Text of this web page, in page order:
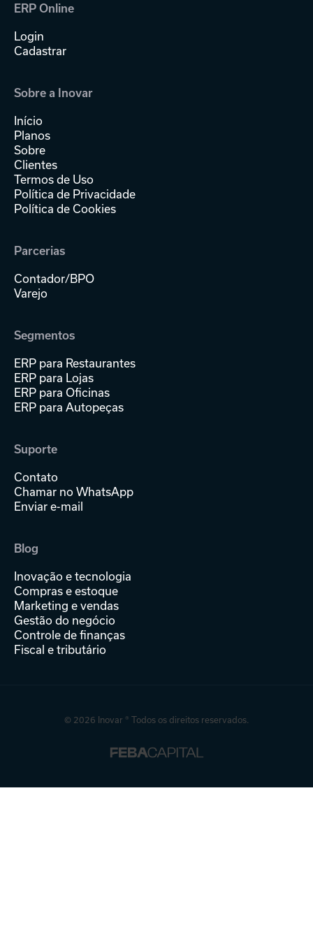
ERP Online
Login
Cadastrar
Sobre a Inovar
Início
Planos
Sobre
Clientes
Termos de Uso
Política de Privacidade
Política de Cookies
Parcerias
Contador/BPO
Varejo
Segmentos
ERP para Restaurantes
ERP para Lojas
ERP para Oficinas
ERP para Autopeças
Suporte
Contato
Chamar no WhatsApp
Enviar e-mail
Blog
Inovação e tecnologia
Compras e estoque
Marketing e vendas
Gestão do negócio
Controle de finanças
Fiscal e tributário
© 2026 Inovar ® Todos os direitos reservados.